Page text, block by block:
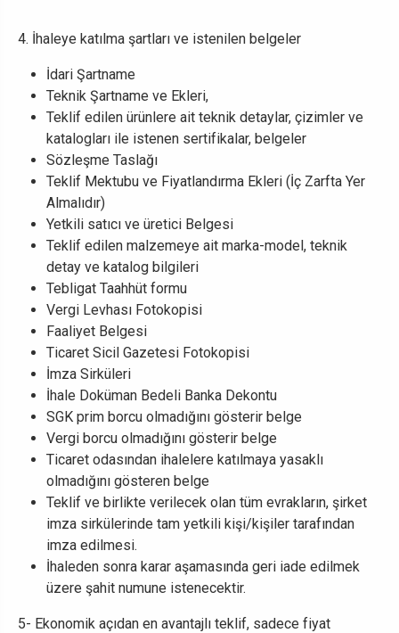
4. İhaleye katılma şartları ve istenilen belgeler
İdari Şartname
Teknik Şartname ve Ekleri,
Teklif edilen ürünlere ait teknik detaylar, çizimler ve
katalogları ile istenen sertifikalar, belgeler
Sözleşme Taslağı
Teklif Mektubu ve Fiyatlandırma Ekleri (İç Zarfta Yer
Almalıdır)
Yetkili satıcı ve üretici Belgesi
Teklif edilen malzemeye ait marka-model, teknik
detay ve katalog bilgileri
Tebligat Taahhüt formu
Vergi Levhası Fotokopisi
Faaliyet Belgesi
Ticaret Sicil Gazetesi Fotokopisi
İmza Sirküleri
İhale Doküman Bedeli Banka Dekontu
SGK prim borcu olmadığını gösterir belge
Vergi borcu olmadığını gösterir belge
Ticaret odasından ihalelere katılmaya yasaklı
olmadığını gösteren belge
Teklif ve birlikte verilecek olan tüm evrakların, şirket
imza sirkülerinde tam yetkili kişi/kişiler tarafından
imza edilmesi.
İhaleden sonra karar aşamasında geri iade edilmek
üzere şahit numune istenecektir.
5- Ekonomik açıdan en avantajlı teklif, sadece fiyat